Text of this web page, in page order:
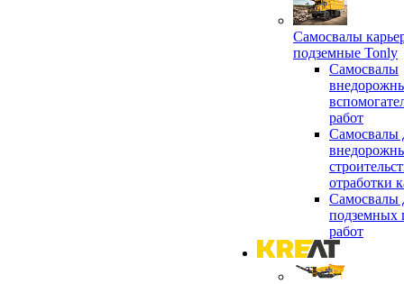
Самосвалы
подземные Tonly
Самосвалы
работ
Самосвалы
отработки
Самосвалы
подземных
работ